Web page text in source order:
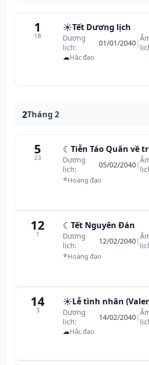
1
18
☀️Tết Dương lịch
Dương
lịch:
01/01/2040|
☁Hắc đạo
2Tháng 2
5
23
☾ Tiễn Táo Quân về
Dương
lịch:
05/02/2040|
⭐Hoàng đạo
12
1
☾ Tết Nguyên Đán
Dương
lịch:
12/02/2040|
⭐Hoàng đạo
14
3
☀️Lễ tình nhân
Dương
lịch:
14/02/2040|
☁Hắc đạo